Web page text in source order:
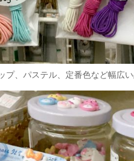
プ、パステル、定番色など幅広い